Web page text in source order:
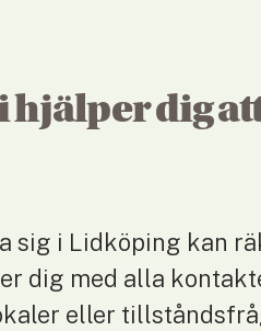
hjälper dig
sig i Lidköping kan
dig med alla
eller